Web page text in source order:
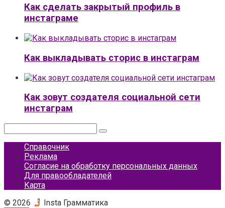
Как сделать закрытый профиль в
инстаграме
Как выкладывать сторис в инстаграм
Как зовут создателя социальной сети
инстаграм
Справочник
Реклама
Согласие на обработку персональных данных
Для правообладателей
Карта
© 2026
Insta Грамматика